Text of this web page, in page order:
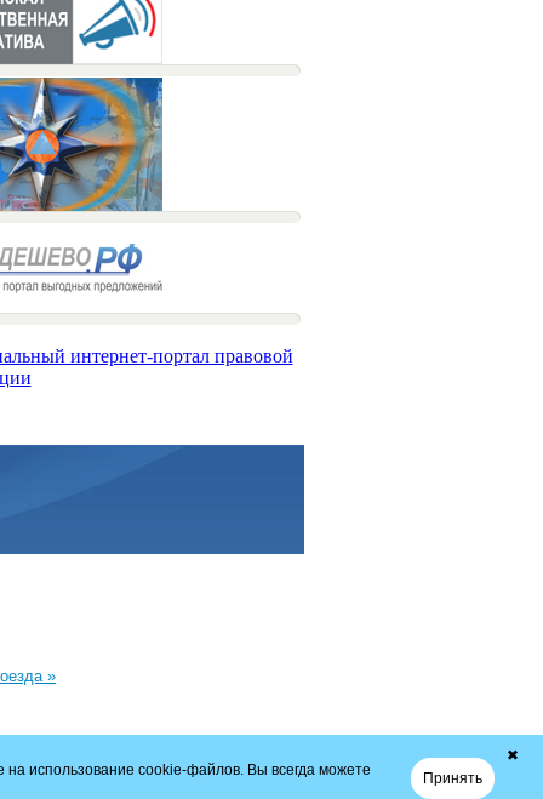
»
✖
использование cookie-файлов. Вы всегда можете
Принять